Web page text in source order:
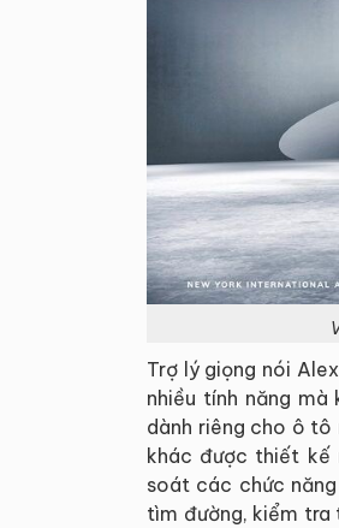
Trợ lý giọng nói
nhiều tính năng
dành riêng cho ô tô
khác được thiết kế
soát các chức
tìm đường, kiểm tra